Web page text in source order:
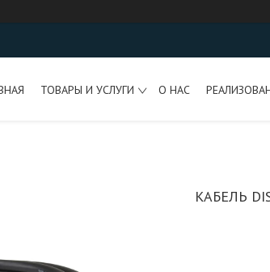
ТОВАРЫ И УСЛУГИ О НАС
КАБЕЛЬ